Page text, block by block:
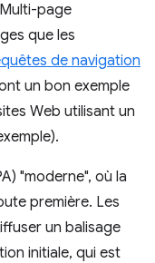
page
que les
de navigation
un bon exemple
Web utilisant un
"moderne", où la
première. Les
un balisage
initiale, qui est